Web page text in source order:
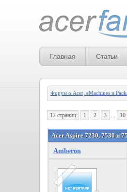
Главная Статьи
Форум о Acer, eMachines и
12 страниц 1 2 3 ... 10
Acer Aspire 7230, 7530 и
Amberon